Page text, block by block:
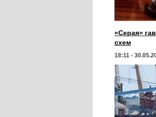
«Серая»
схем
18:11 -